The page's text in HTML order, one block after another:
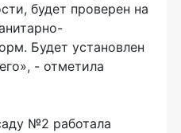
будет проверен на
Будет установлен
- отметила
№2 работала